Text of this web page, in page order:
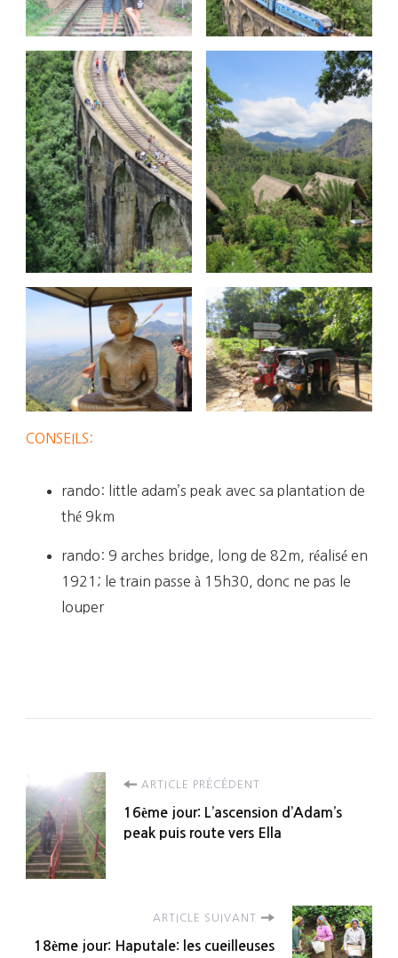
CONSEILS:
rando: little adam’s peak avec sa plantation de
thé 9km
rando: 9 arches bridge, long de 82m, réalisé en
1921; le train passe à 15h30, donc ne pas le
louper
Navigation
d'article
ARTICLE PRÉCÉDENT
16ème jour: L’ascension d’Adam’s
peak puis route vers Ella
ARTICLE SUIVANT
18ème jour: Haputale: les cueilleuses